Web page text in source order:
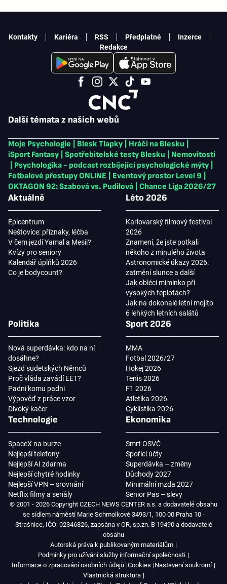
Další témata z našich webů
Moje Psychologie Blesk Tlapky Hráči na Blesku
iSport Fantasy
Spotřebitelské testy Blesku
Nemovitosti
Psychologika - podcast rozbíjející psychologické mýty
Fotbalové přestupy ONLINE
Eventový prostor Level 9
OKTAGON 92: Szabová vs. Pudilová
Chance Liga 2026/27
Aktuálně
Epicentrum
Neštovice: příznaky, léčba
V čem jezdí Yamal a Mesii?
Kvízy pro seniory
Kalendář úplňků 2026
Co je bodycount?
Léto 2026
Karlovarský filmový festival
2026
Znamení, že jste potkali
někoho z minulého života
Astronomické úkazy 2026:
zatmění slunce a další
Jak obléci miminko při
vysokých teplotách?
Jak na dokonalé letní mojito
6 lehkých letních salátů
Politika
Nová superdávka: kdo na ní
dosáhne?
Sjezd sudetských Němců
Proč vláda zavádí EET?
Padni komu padni
Výpověď z práce vzor
Divoký kačer
Sport 2026
MMA
Fotbal 2026/27
Hokej 2026
Tenis 2026
F1 2026
Atletika 2026
Cyklistika 2026
Technologie
SpaceX na burze
Nejlepší telefony
Nejlepší AI zdarma
Nejlepší chytré hodinky
Nejlepší VPN – srovnání
Netflix filmy a seriály
Ekonomika
Smrt OSVČ
Spořicí účty
Superdávka – změny
Důchody 2027
Minimální mzda 2027
Senior Pas – slevy
Kontakty Kariéra RSS Předplatné
Inzerce
Redakce
© 2001 - 2026 Copyright CZECH NEWS CENTER a.s. a dodavatelé obsahu
se sídlem náměstí Marie Schmolkové 3493/1, 100 00 Praha 10 -
Strašnice, IČO: 02346826, zapsána v OR, sp.zn. B 19490 a dodavatelé
obsahu
Autorská práva k publikovaným materiálům
Podmínky pro užívání služby informační společnosti
Informace o zpracování osobních údajů Cookies Nastavení soukromí
Vlastnická struktura